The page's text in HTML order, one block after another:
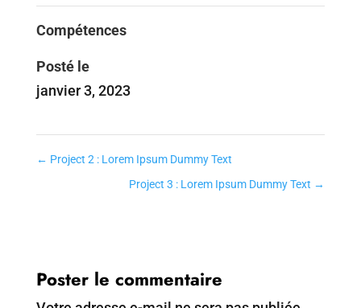
Compétences
Posté le
janvier 3, 2023
← Project 2 : Lorem Ipsum Dummy Text
Project 3 : Lorem Ipsum Dummy Text →
Poster le commentaire